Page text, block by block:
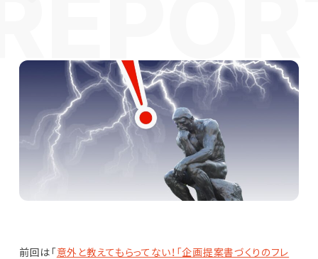
前回は「意外と教えてもらってない！「企画提案書づくりのフレ